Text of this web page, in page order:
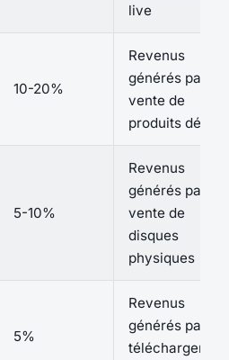
live
10-20%
Revenus
générés par la
vente de
produits
5-10%
Revenus
générés par la
vente de
disques
physiques
5%
Revenus
générés par les